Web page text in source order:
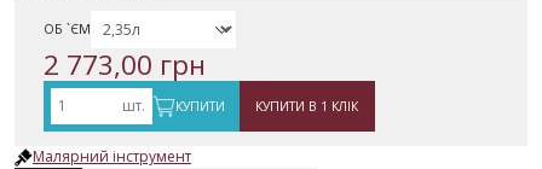
ОБ `ЄМ
2 773,00 грн
шт. КУПИТИ КУПИТИ В 1 КЛІК
Малярний інструмент